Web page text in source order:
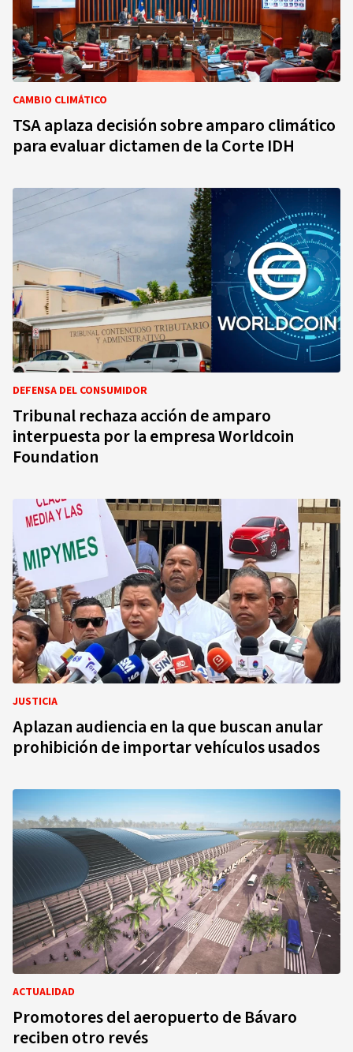
CAMBIO CLIMÁTICO
TSA aplaza decisión sobre amparo climático
para evaluar dictamen de la Corte IDH
DEFENSA DEL CONSUMIDOR
Tribunal rechaza acción de amparo
interpuesta por la empresa Worldcoin
Foundation
JUSTICIA
Aplazan audiencia en la que buscan anular
prohibición de importar vehículos usados
ACTUALIDAD
Promotores del aeropuerto de Bávaro
reciben otro revés